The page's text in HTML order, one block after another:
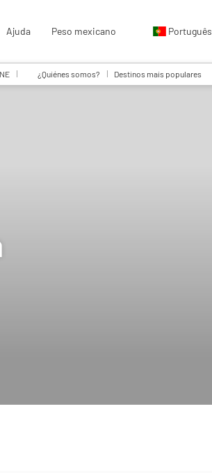
Ajuda Peso mexicano Português
¿Quiénes somos? Destinos mais populares